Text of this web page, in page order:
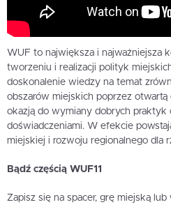
WUF to największa i najważniejsza
tworzeniu i realizacji polityk
doskonalenie wiedzy na temat
obszarów miejskich poprzez
okazją do wymiany dobrych praktyk
doświadczeniami. W efekcie
miejskiej i rozwoju regionalnego dla
Bądź częścią WUF11
Zapisz się na spacer, grę miejską